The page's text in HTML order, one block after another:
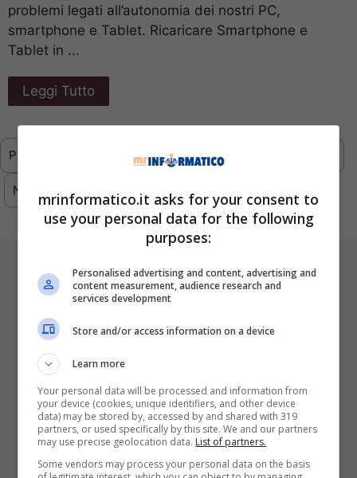
problemi legati all’autonomia dei nostri PC,
smartphone e Tablet. Ricaricare Smartphone e
Tablet in ...
Leggi Tutto
Previous 3 4
Next
I Pro E I Contro Di Una Nuova Moda
Che Punta A Cambiare Il Tabacco
mrinformatico.it asks for your consent to
use your personal data for the following
purposes:
Personalised advertising and content, advertising and
content measurement, audience research and
services development
Store and/or access information on a device
Learn more
Your personal data will be processed and information from
your device (cookies, unique identifiers, and other device
data) may be stored by, accessed by and shared with 319
partners, or used specifically by this site. We and our partners
may use precise geolocation data. List of partners.
Some vendors may process your personal data on the basis